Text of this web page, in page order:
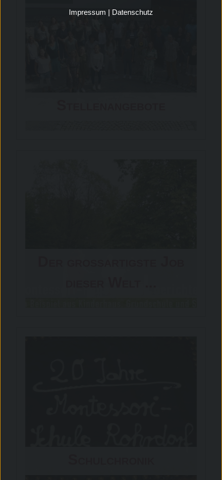
Impressum | Datenschutz